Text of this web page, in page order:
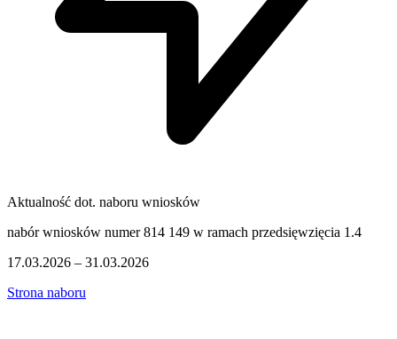
Aktualność dot. naboru wniosków
nabór wniosków numer 814 149 w ramach przedsięwzięcia 1.4
17.03.2026 – 31.03.2026
Strona naboru